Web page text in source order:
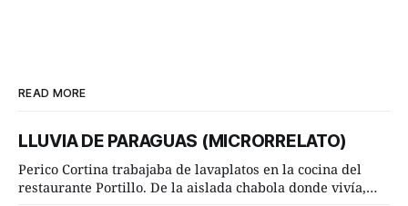
READ MORE
LLUVIA DE PARAGUAS (MICRORRELATO)
Perico Cortina trabajaba de lavaplatos en la cocina del
restaurante Portillo. De la aislada chabola donde vivía,